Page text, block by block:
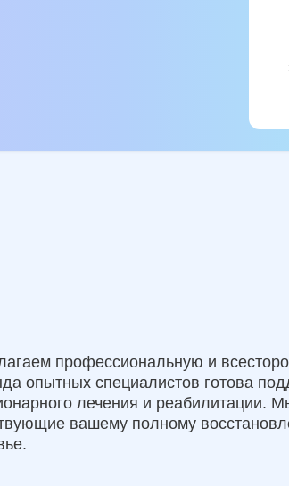
профессиональную и
опытных специалистов готова
лечения и
вашему полному